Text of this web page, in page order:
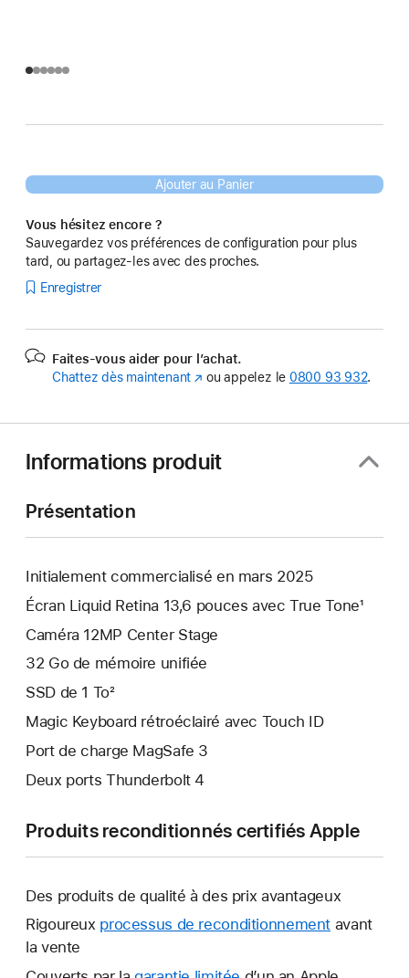
Ajouter au Panier
Vous hésitez encore ?
Sauvegardez vos préférences de configuration pour plus
tard, ou partagez-les avec des proches.
Enregistrer
Faites-vous aider pour l’achat.
Chattez dès maintenant (s’ouvre
ou appelez le 0800 93 932.
Informations produit
Présentation
Initialement commercialisé en mars 2025
Écran Liquid Retina 13,6 pouces avec True Tone¹
Caméra 12MP Center Stage
32 Go de mémoire unifiée
SSD de 1 To²
Magic Keyboard rétroéclairé avec Touch ID
Port de charge MagSafe 3
Deux ports Thunderbolt 4
Produits reconditionnés certifiés Apple
Des produits de qualité à des prix avantageux
Rigoureux processus de reconditionnement avant
la vente